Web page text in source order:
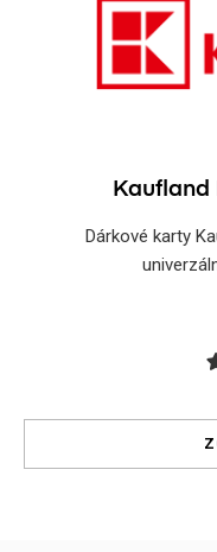
Dárkové karty